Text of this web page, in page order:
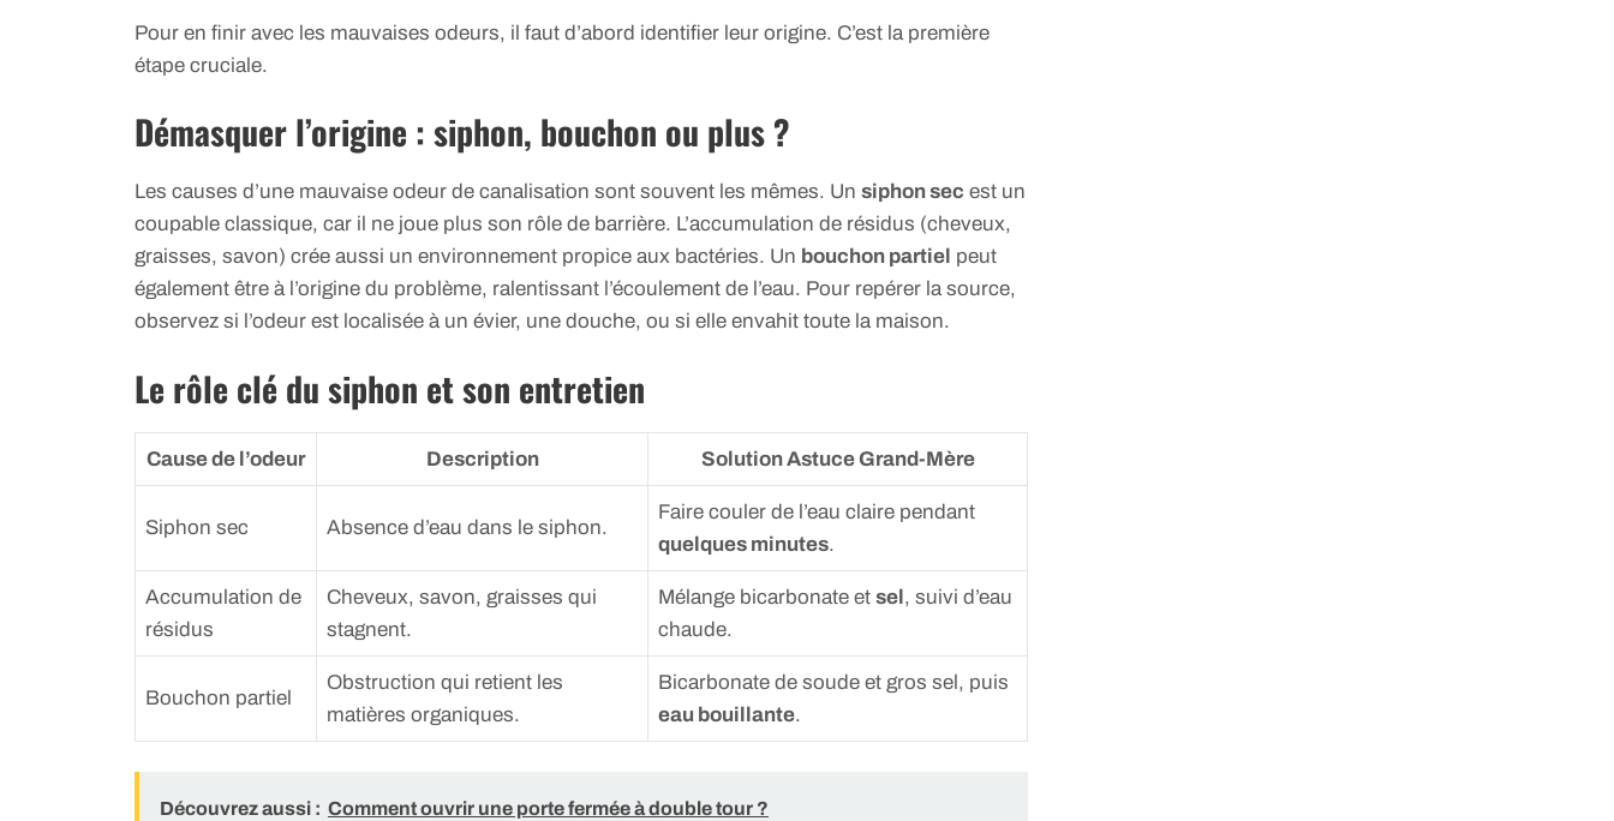
Pour en finir avec les mauvaises odeurs, il faut d’abord identifier leur origine. C’est la première
étape cruciale.
Démasquer l’origine : siphon, bouchon ou plus ?
Les causes d’une mauvaise odeur de canalisation sont souvent les mêmes. Un siphon sec est un
coupable classique, car il ne joue plus son rôle de barrière. L’accumulation de résidus (cheveux,
graisses, savon) crée aussi un environnement propice aux bactéries. Un bouchon partiel peut
également être à l’origine du problème, ralentissant l’écoulement de l’eau. Pour repérer la source,
observez si l’odeur est localisée à un évier, une douche, ou si elle envahit toute la maison.
Le rôle clé du siphon et son entretien
Cause de l’odeur Description Solution Astuce Grand-Mère
Siphon sec Absence d’eau dans le siphon.
Faire couler de l’eau claire pendant
quelques minutes.
Accumulation de
résidus
Cheveux, savon, graisses qui
stagnent.
Mélange bicarbonate et sel, suivi d’eau
chaude.
Bouchon partiel
Obstruction qui retient les
matières organiques.
Bicarbonate de soude et gros sel, puis
eau bouillante.
Découvrez aussi : Comment ouvrir une porte fermée à double tour ?